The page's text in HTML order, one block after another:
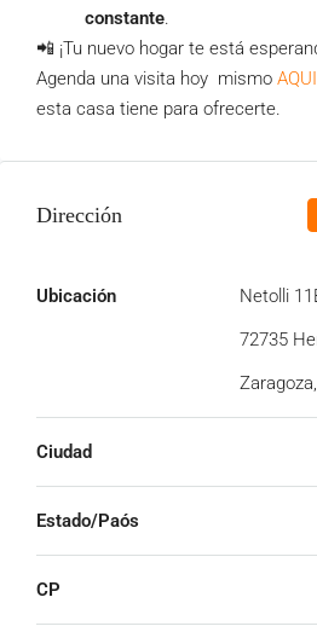
constante.
📲 ¡Tu nuevo hogar te está
Agenda una visita hoy mismo AQUI
esta casa tiene para ofrecerte.
Dirección
Ubicación
Netolli
72735
Ciudad
Estado/Paós
CP